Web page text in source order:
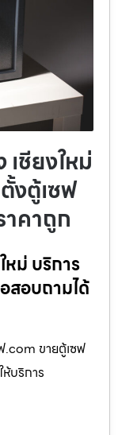
ชียงใหม่
งตู้เซฟ
คาถูก
หม่ บริการ
สอบถามได้
.com ขายตู้เซฟ
บริการ